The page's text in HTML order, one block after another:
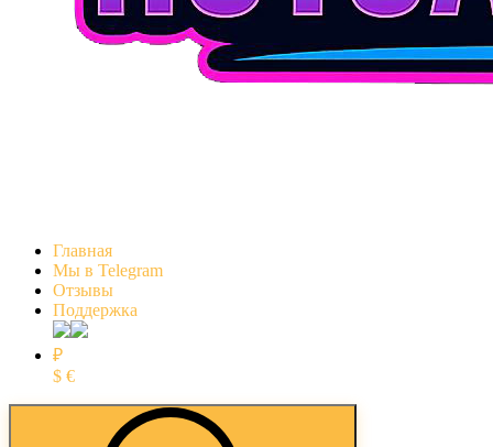
Главная
Мы в Telegram
Отзывы
Поддержка
₽
$ €